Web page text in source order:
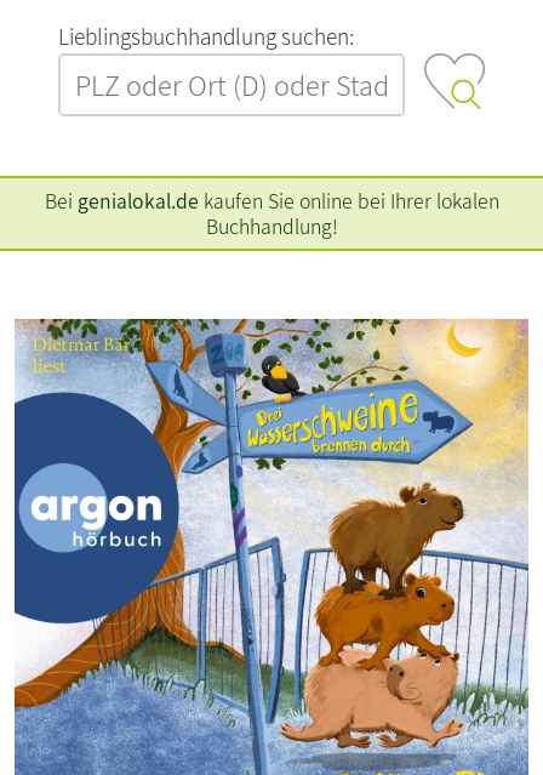
L‍i‍e‍b‍l‍i‍n‍g‍s‍b‍u‍c‍h‍h‍a‍n‍d‍l‍u‍n‍g‍ ‍s‍u‍c‍h‍e‍n‍:‍
Bei genialokal.de kaufen Sie online bei Ihrer lokalen
Buchhandlung!